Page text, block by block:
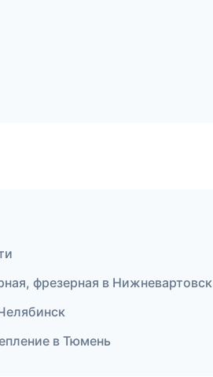
фрезерная в Нижневартовск
в Тюмень